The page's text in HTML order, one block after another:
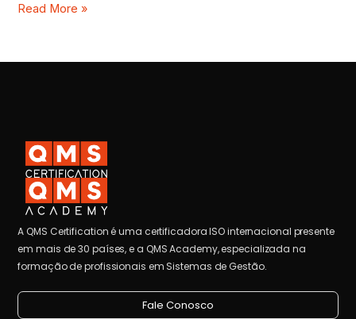
Read More »
A QMS Certification é uma certificadora ISO internacional presente
em mais de 30 países, e a QMS Academy, especializada na
formação de profissionais em Sistemas de Gestão.
Fale Conosco